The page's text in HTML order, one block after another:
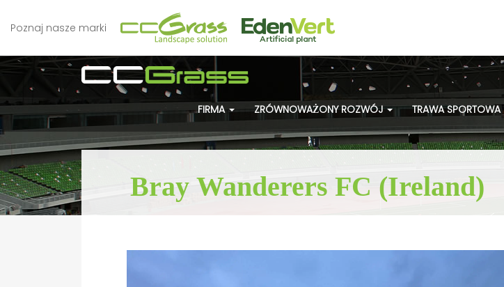
Poznaj nasze marki
FIRMA ZRÓWNOWAŻONY ROZWÓJ TRAWA SPORTOWA
Bray Wanderers FC (Ireland)